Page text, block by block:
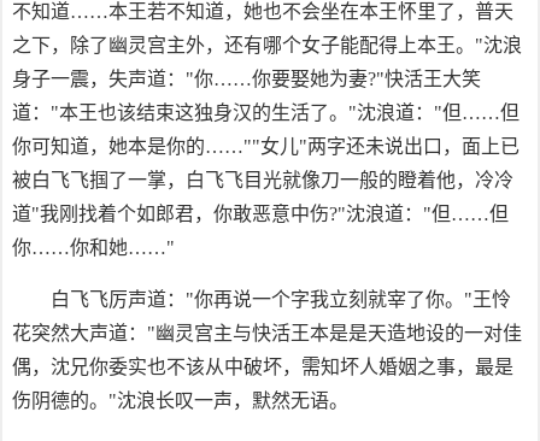
不知道……本王若不知道，她也不会坐在本王怀里了，普天
之下，除了幽灵宫主外，还有哪个女子能配得上本王。"沈浪
身子一震，失声道："你……你要娶她为妻?"快活王大笑
道："本王也该结束这独身汉的生活了。"沈浪道："但……但
你可知道，她本是你的……""女儿"两字还未说出口，面上已
被白飞飞掴了一掌，白飞飞目光就像刀一般的瞪着他，冷冷
道"我刚找着个如郎君，你敢恶意中伤?"沈浪道："但……但
你……你和她……"
白飞飞厉声道："你再说一个字我立刻就宰了你。"王怜
花突然大声道："幽灵宫主与快活王本是是天造地设的一对佳
偶，沈兄你委实也不该从中破坏，需知坏人婚姻之事，最是
伤阴德的。"沈浪长叹一声，默然无语。